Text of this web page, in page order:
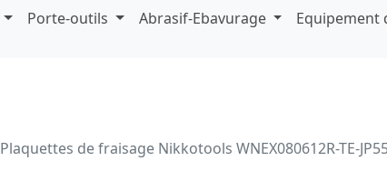
Porte-outils Abrasif-Ebavurage Equipement
Plaquettes de fraisage Nikkotools WNEX080612R-TE-